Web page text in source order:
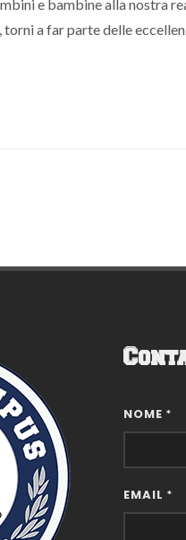
e bambine alla nostra
a far parte delle
NOME *
EMAIL *